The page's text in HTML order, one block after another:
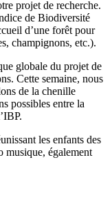
projet de recherche.
de Biodiversité
d’une forêt pour
champignons, etc.).
globale du projet de
Cette semaine, nous
de la chenille
possibles entre la
les enfants des
musique, également